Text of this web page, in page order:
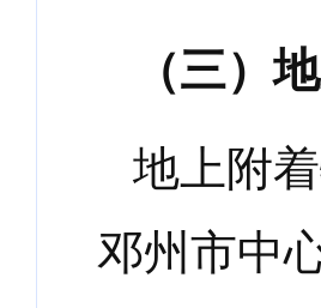
（三）
地上附
邓州市中